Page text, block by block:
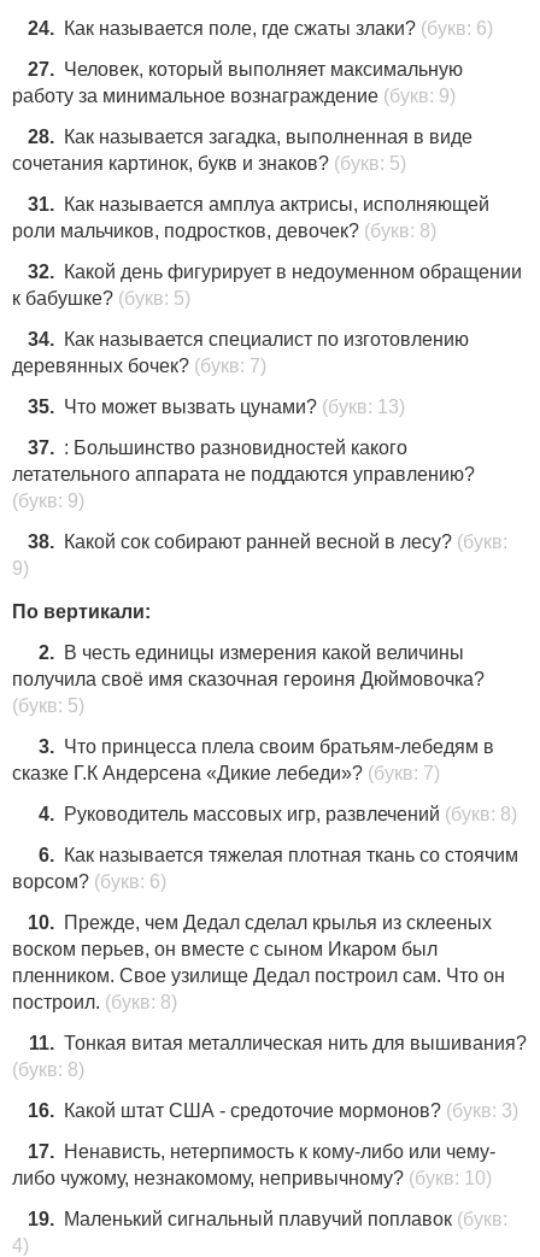
24. Как называется поле, где сжаты злаки? (букв: 6)
27. Человек, который выполняет максимальную
работу за минимальное вознаграждение (букв: 9)
28. Как называется загадка, выполненная в виде
сочетания картинок, букв и знаков? (букв: 5)
31. Как называется амплуа актрисы, исполняющей
роли мальчиков, подростков, девочек? (букв: 8)
32. Какой день фигурирует в недоуменном обращении
к бабушке? (букв: 5)
34. Как называется специалист по изготовлению
деревянных бочек? (букв: 7)
35. Что может вызвать цунами? (букв: 13)
37. : Большинство разновидностей какого
летательного аппарата не поддаются управлению?
(букв: 9)
38. Какой сок собирают ранней весной в лесу? (букв:
9)
По вертикали:
2. В честь единицы измерения какой величины
получила своё имя сказочная героиня Дюймовочка?
(букв: 5)
3. Что принцесса плела своим братьям-лебедям в
сказке Г.К Андерсена «Дикие лебеди»? (букв: 7)
4. Руководитель массовых игр, развлечений (букв: 8)
6. Как называется тяжелая плотная ткань со стоячим
ворсом? (букв: 6)
10. Прежде, чем Дедал сделал крылья из склееных
воском перьев, он вместе с сыном Икаром был
пленником. Свое узилище Дедал построил сам. Что он
построил. (букв: 8)
11. Тонкая витая металлическая нить для вышивания?
(букв: 8)
16. Какой штат США - средоточие мормонов? (букв: 3)
17. Ненависть, нетерпимость к кому-либо или чему-
либо чужому, незнакомому, непривычному? (букв: 10)
19. Маленький сигнальный плавучий поплавок (букв:
4)